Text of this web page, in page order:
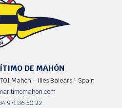
DE MAHÓN
Mahón - Illes Balears - Spain
971 36 50 22